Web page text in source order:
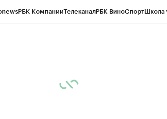
РБК КомпанииТелеканалРБК ВиноСпортШкола